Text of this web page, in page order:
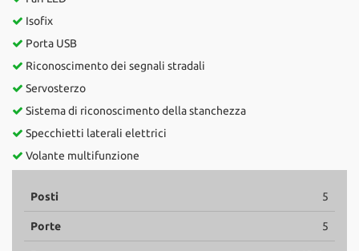
Isofix
Porta USB
Riconoscimento dei segnali stradali
Servosterzo
Sistema di riconoscimento della stanchezza
Specchietti laterali elettrici
Volante multifunzione
Posti 5
Porte 5